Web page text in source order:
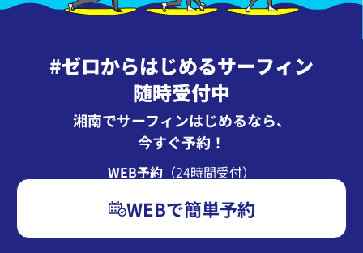
#ゼロからはじめるサーフィン
随時受付中
湘南でサーフィンはじめるなら、
今すぐ予約！
WEB予約 （24時間受付）
WEBで簡単予約